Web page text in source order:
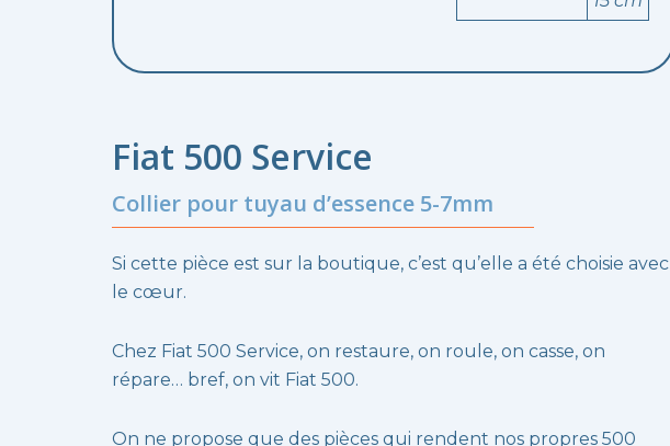
Fiat 500 Service
Collier pour tuyau d’essence 5-7mm
Si cette pièce est sur la boutique, c’est qu’elle a été choisie avec
le cœur.
Chez Fiat 500 Service, on restaure, on roule, on casse, on
répare… bref, on vit Fiat 500.
On ne propose que des pièces qui rendent nos propres 500